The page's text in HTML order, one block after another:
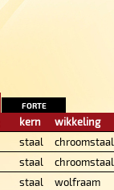
forte
kern
wikkeling
staal
chroomstaal
staal
chroomstaal
staal
wolfraam